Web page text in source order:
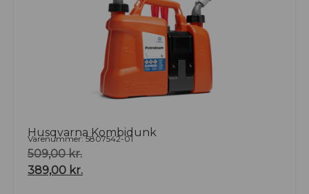
Husqvarna Kombidunk
Varenummer: 5807542-01
509,00kr.
389,00 kr.